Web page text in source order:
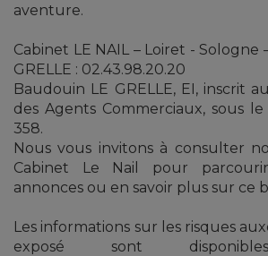
aventure.
Cabinet LE NAIL – Loiret - Sologne
GRELLE : 02.43.98.20.20
Baudouin LE GRELLE, EI, inscrit
des Agents Commerciaux, sous
358.
Nous vous invitons à consulter
Cabinet Le Nail pour
annonces ou en savoir plus sur ce
Les informations sur les risques
exposé sont